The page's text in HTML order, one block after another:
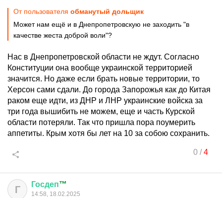
От пользователя обманутый дольщик
Может нам ещё и в Днепропетровскую не заходить "в
качестве жеста доброй воли"?
Нас в Днепропетровской области не ждут. Согласно
Конституции она вообще украинской территорией
значится. Но даже если брать новые территории, то
Херсон сами сдали. До города Запорожья как до Китая
раком еще идти, из ДНР и ЛНР украинские войска за
три года вышибить не можем, еще и часть Курской
области потеряли. Так что пришла пора поумерить
аппетиты. Крым хотя бы лет на 10 за собою сохранить.
0/4
Г Госдеп™
14:58, 18.02.2025